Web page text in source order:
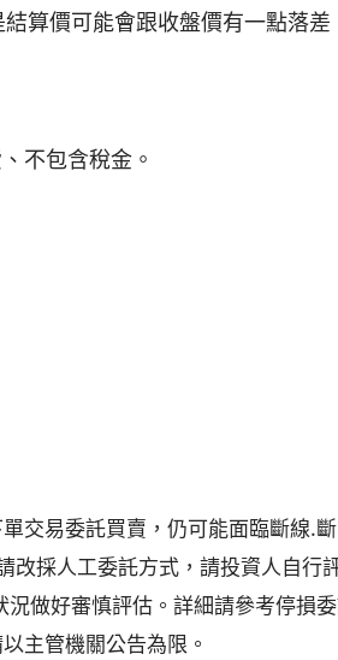
算價可能會跟收盤價有一點落差
不包含稅金。
交易委託買賣，仍可能面臨斷線.
採人工委託方式，請投資人自行
做好審慎評估。詳細請參考停損
主管機關公告為限。